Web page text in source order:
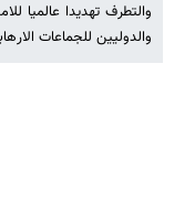
والتطرف تهدیدا عالمیا
والدولیین للجماعات